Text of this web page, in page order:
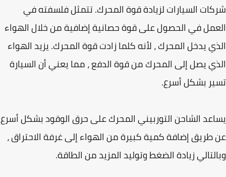
السيارات لزيادة قوة المحرك. تتمثل فلسفته في
في الحصول على قوة حصانية إضافية من خلال الهواء
يدخل المحرك ، لأنه كلما زادت قوة المحرك. يزيد الهواء
يصل إلى المحرك من قوة الدفع ، مما يعني أن السيارة
بشكل أسرع.
الشاحن التوربيني المحرك على حرق الوقود بشكل أسرع
إضافة كمية كبيرة من الهواء إلى غرفة الاحتراق ،
زيادة الضغط وتوليد المزيد من الطاقة.